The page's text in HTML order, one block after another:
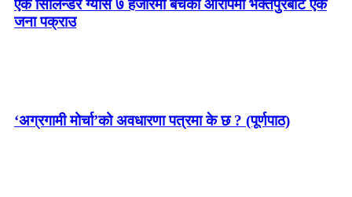
एक सिलिन्डर ग्यास ७ हजारमा बेचेको आरोपमा भक्तपुरबाट एक
जना पक्राउ
‘अग्रगामी मोर्चा’को अवधारणा पत्रमा के छ ? (पूर्णपाठ)